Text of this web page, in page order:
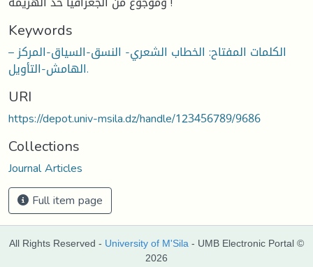
Keywords
الكلمات المفتاح: الخطاب الشعري- النسق-السياق-المركز –
الهامش-التأويل.
URI
https://depot.univ-msila.dz/handle/123456789/9686
Collections
Journal Articles
Full item page
All Rights Reserved - University of M'Sila - UMB Electronic Portal ©
2026